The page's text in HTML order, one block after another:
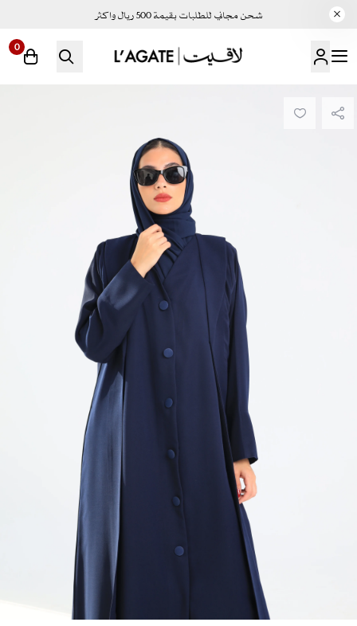
شحن مجاني للطلبات بقيمة 500 ريال واكثر
لاقيت | LAGATE
0